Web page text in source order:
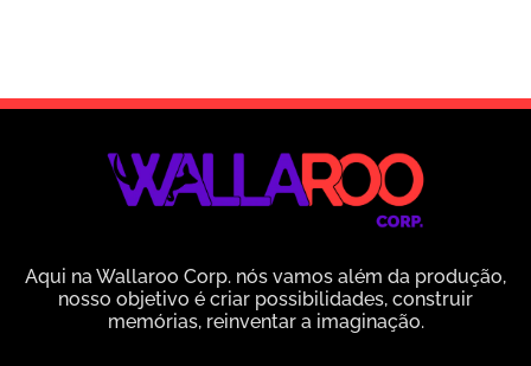
Aqui na Wallaroo Corp. nós vamos além da produção,
nosso objetivo é criar possibilidades, construir
memórias, reinventar a imaginação.